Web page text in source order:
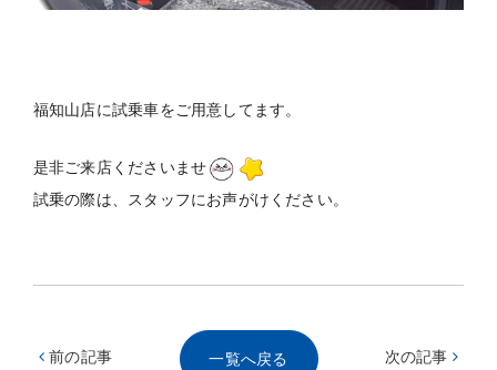
福知山店に試乗車をご用意してます。
是非ご来店くださいませ
試乗の際は、スタッフにお声がけください。
一覧へ戻る
前の記事 次の記事